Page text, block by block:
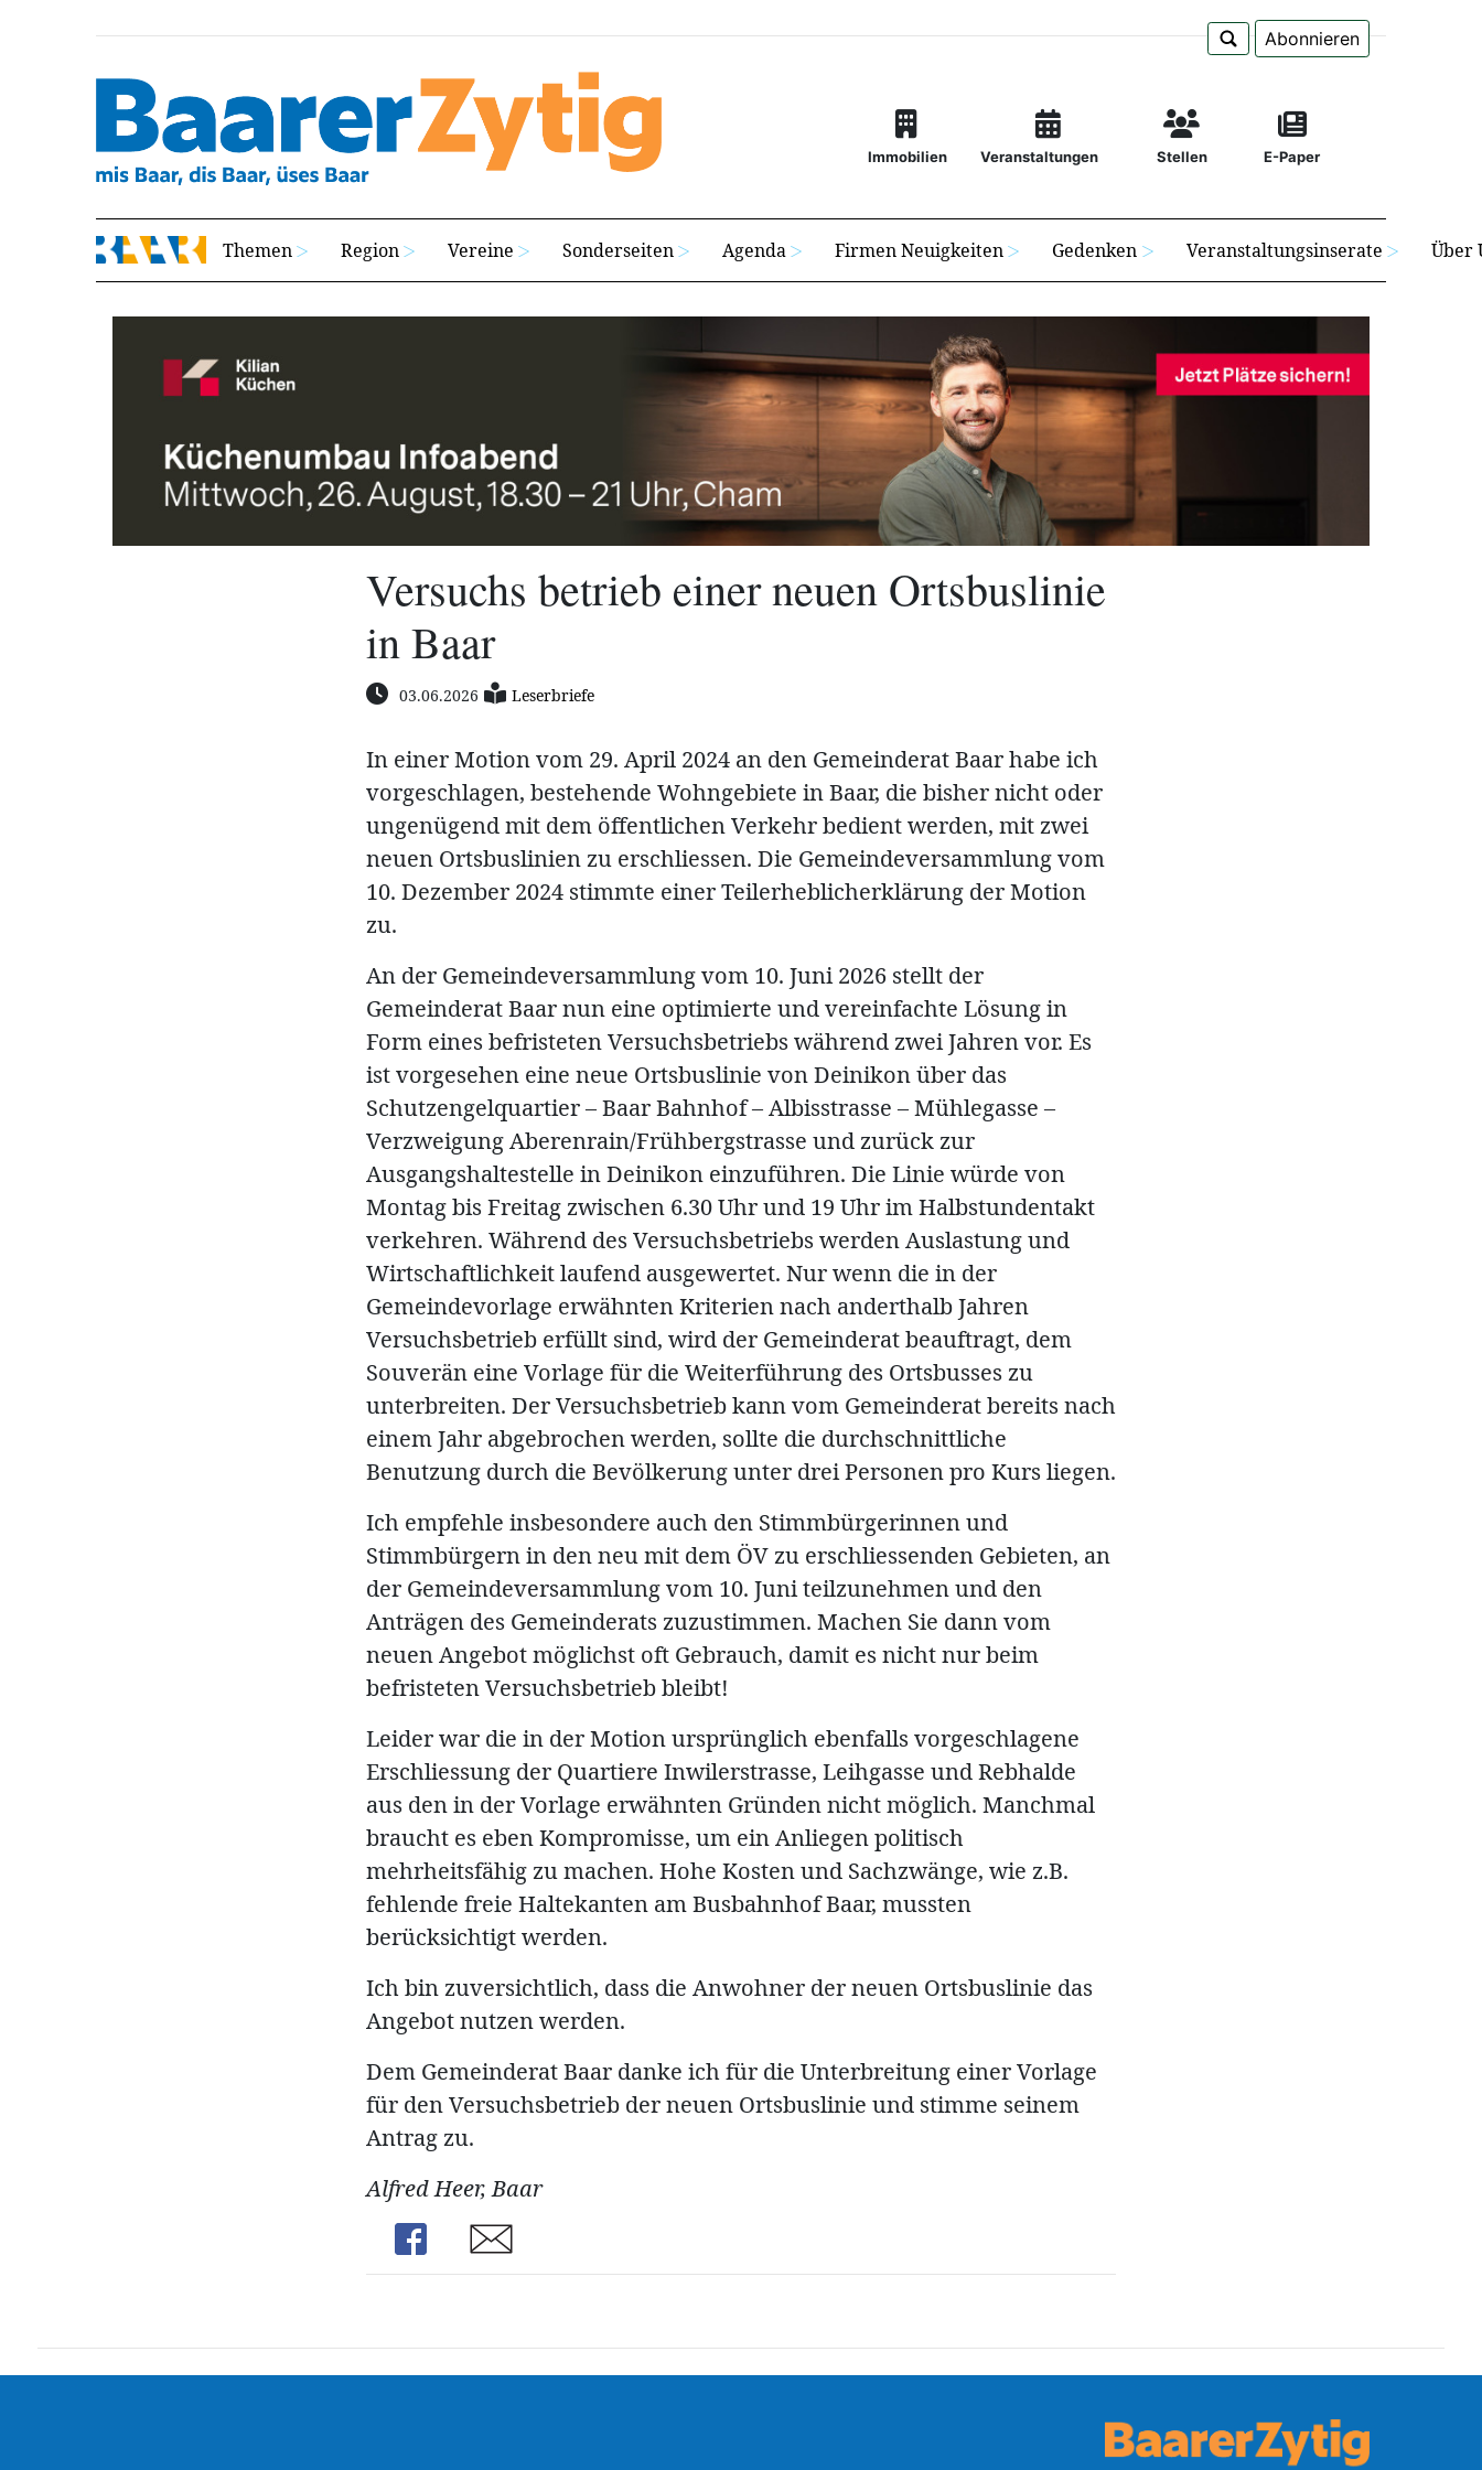
Abonnieren
Immobilien Veranstaltungen Stellen E-Paper
Themen Region Vereine Sonderseiten Agenda Firmen Neuigkeiten Gedenken Veranstaltungsinserate Über
Versuchs betrieb einer neuen Ortsbuslinie
in Baar
03.06.2026 Leserbriefe
In einer Motion vom 29. April 2024 an den Gemeinderat Baar habe ich
vorgeschlagen, bestehende Wohngebiete in Baar, die bisher nicht oder
ungenügend mit dem öffentlichen Verkehr bedient werden, mit zwei
neuen Ortsbuslinien zu erschliessen. Die Gemeindeversammlung vom
10. Dezember 2024 stimmte einer Teilerheblicherklärung der Motion
zu.
An der Gemeindeversammlung vom 10. Juni 2026 stellt der
Gemeinderat Baar nun eine optimierte und vereinfachte Lösung in
Form eines befristeten Versuchsbetriebs während zwei Jahren vor. Es
ist vorgesehen eine neue Ortsbuslinie von Deinikon über das
Schutzengelquartier – Baar Bahnhof – Albisstrasse – Mühlegasse –
Verzweigung Aberenrain/Frühbergstrasse und zurück zur
Ausgangshaltestelle in Deinikon einzuführen. Die Linie würde von
Montag bis Freitag zwischen 6.30 Uhr und 19 Uhr im Halbstundentakt
verkehren. Während des Versuchsbetriebs werden Auslastung und
Wirtschaftlichkeit laufend ausgewertet. Nur wenn die in der
Gemeindevorlage erwähnten Kriterien nach anderthalb Jahren
Versuchsbetrieb erfüllt sind, wird der Gemeinderat beauftragt, dem
Souverän eine Vorlage für die Weiterführung des Ortsbusses zu
unterbreiten. Der Versuchsbetrieb kann vom Gemeinderat bereits nach
einem Jahr abgebrochen werden, sollte die durchschnittliche
Benutzung durch die Bevölkerung unter drei Personen pro Kurs liegen.
Ich empfehle insbesondere auch den Stimmbürgerinnen und
Stimmbürgern in den neu mit dem ÖV zu erschliessenden Gebieten, an
der Gemeindeversammlung vom 10. Juni teilzunehmen und den
Anträgen des Gemeinderats zuzustimmen. Machen Sie dann vom
neuen Angebot möglichst oft Gebrauch, damit es nicht nur beim
befristeten Versuchsbetrieb bleibt!
Leider war die in der Motion ursprünglich ebenfalls vorgeschlagene
Erschliessung der Quartiere Inwilerstrasse, Leihgasse und Rebhalde
aus den in der Vorlage erwähnten Gründen nicht möglich. Manchmal
braucht es eben Kompromisse, um ein Anliegen politisch
mehrheitsfähig zu machen. Hohe Kosten und Sachzwänge, wie z.B.
fehlende freie Haltekanten am Busbahnhof Baar, mussten
berücksichtigt werden.
Ich bin zuversichtlich, dass die Anwohner der neuen Ortsbuslinie das
Angebot nutzen werden.
Dem Gemeinderat Baar danke ich für die Unterbreitung einer Vorlage
für den Versuchsbetrieb der neuen Ortsbuslinie und stimme seinem
Antrag zu.
Alfred Heer, Baar
Share
Share